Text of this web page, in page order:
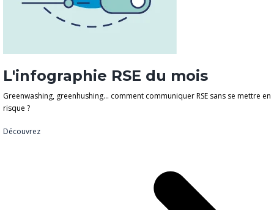
L'infographie RSE du mois
Greenwashing, greenhushing… comment communiquer RSE sans se mettre en
risque ?
Découvrez